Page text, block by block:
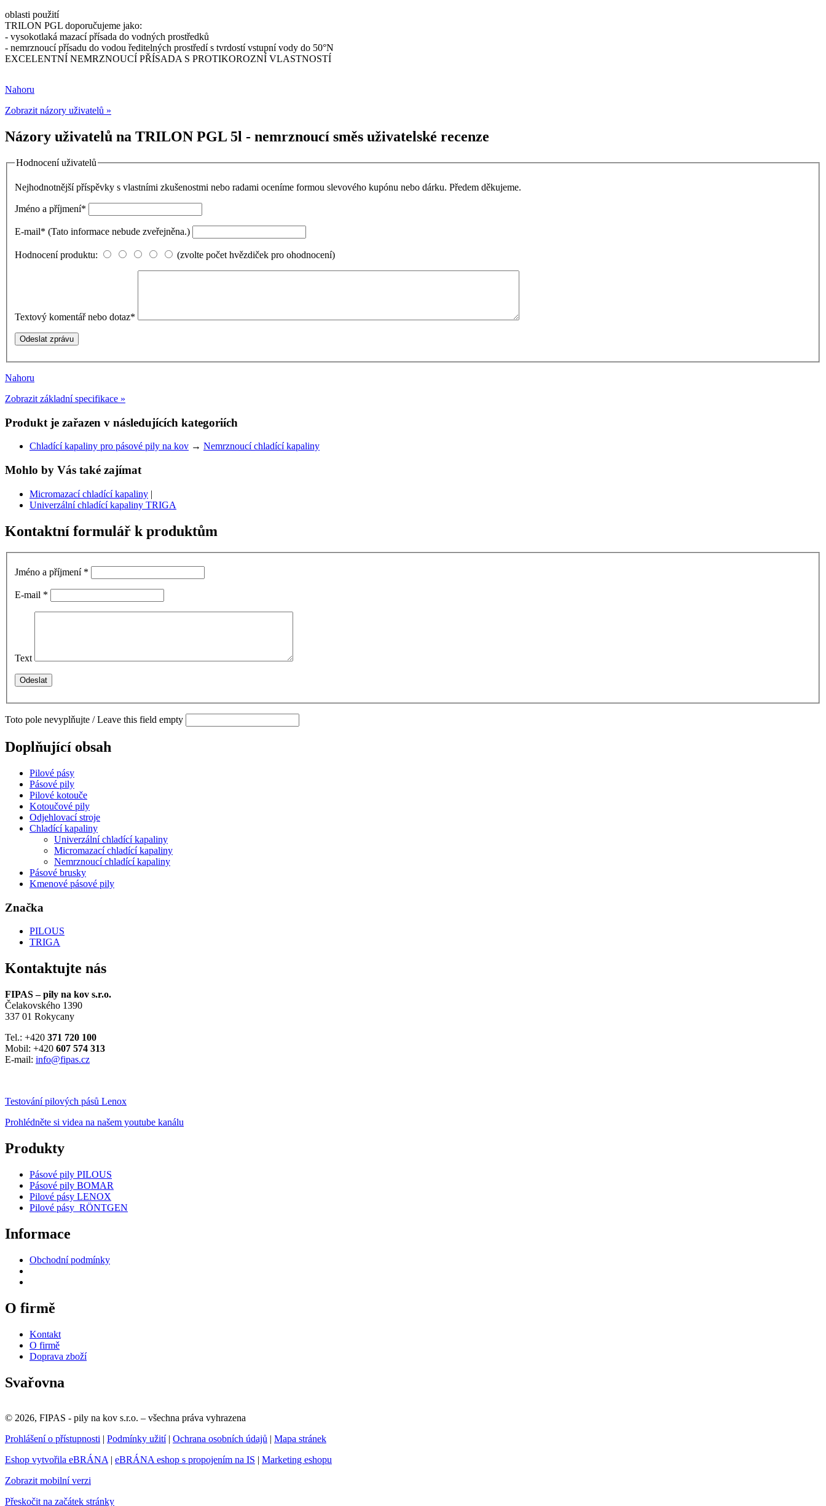
oblasti použití
TRILON PGL doporučujeme jako:
- vysokotlaká mazací přísada do vodných prostředků
- nemrznoucí přísadu do vodou ředitelných prostředí s tvrdostí vstupní vody do 50°N
EXCELENTNÍ NEMRZNOUCÍ PŘÍSADA S PROTIKOROZNÍ VLASTNOSTÍ
Nahoru
Zobrazit názory uživatelů »
Názory uživatelů na TRILON PGL 5l - nemrznoucí směs uživatelské recenze
Hodnocení uživatelů
Nejhodnotnější příspěvky s vlastními zkušenostmi nebo radami oceníme formou slevového kupónu nebo dárku. Předem děkujeme.
Jméno a příjmení*
E-mail* (Tato informace nebude zveřejněna.)
Hodnocení produktu: (zvolte počet hvězdiček pro ohodnocení)
Textový komentář nebo dotaz*
Nahoru
Zobrazit základní specifikace »
Produkt je zařazen v následujících kategoriích
Chladící kapaliny pro pásové pily na kov → Nemrznoucí chladící kapaliny
Mohlo by Vás také zajímat
Micromazací chladící kapaliny |
Univerzální chladící kapaliny TRIGA
Kontaktní formulář k produktům
Jméno a příjmení *
E-mail *
Text
Toto pole nevyplňujte / Leave this field empty
Doplňující obsah
Pilové pásy
Pásové pily
Pilové kotouče
Kotoučové pily
Odjehlovací stroje
Chladící kapaliny
Univerzální chladící kapaliny
Micromazací chladící kapaliny
Nemrznoucí chladící kapaliny
Pásové brusky
Kmenové pásové pily
Značka
PILOUS
TRIGA
Kontaktujte nás
FIPAS – pily na kov s.r.o.
Čelakovského 1390
337 01 Rokycany
Tel.: +420 371 720 100
Mobil: +420 607 574 313
E-mail: info@fipas.cz
Testování pilových pásů Lenox
Prohlédněte si videa na našem youtube kanálu
Produkty
Pásové pily PILOUS
Pásové pily BOMAR
Pilové pásy LENOX
Pilové pásy RÖNTGEN
Informace
Obchodní podmínky
O firmě
Kontakt
O firmě
Doprava zboží
Svařovna
© 2026, FIPAS - pily na kov s.r.o. – všechna práva vyhrazena
Prohlášení o přístupnosti
Podmínky užití Ochrana osobních údajů
Mapa stránek
Eshop vytvořila eBRÁNA| eBRÁNA eshop s propojením na IS
Marketing eshopu
Zobrazit mobilní verzi
Přeskočit na začátek stránky